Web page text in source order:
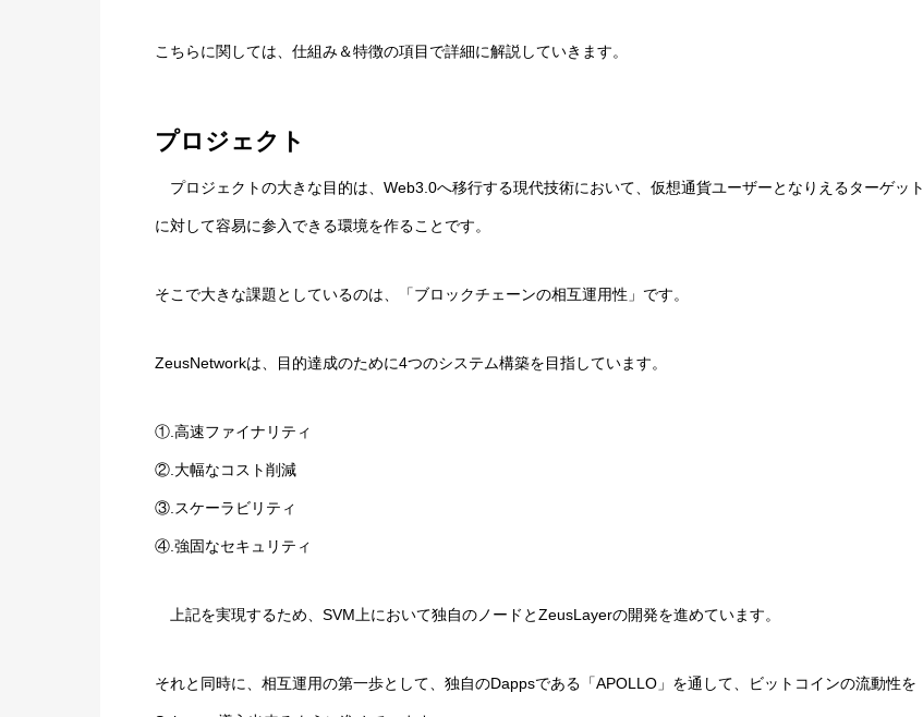
こちらに関しては、仕組み＆特徴の項目で詳細に解説していきます。
プロジェクト
プロジェクトの大きな目的は、Web3.0へ移行する現代技術において、仮想通貨ユーザーとなりえるターゲット
に対して容易に参入できる環境を作ることです。
そこで大きな課題としているのは、「ブロックチェーンの相互運用性」です。
ZeusNetworkは、目的達成のために4つのシステム構築を目指しています。
①.高速ファイナリティ
②.大幅なコスト削減
③.スケーラビリティ
④.強固なセキュリティ
上記を実現するため、SVM上において独自のノードとZeusLayerの開発を進めています。
それと同時に、相互運用の第一歩として、独自のDappsである「APOLLO」を通して、ビットコインの流動性を